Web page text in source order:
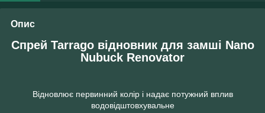
Опис
Спрей Tarrago відновник для замші Nano
Nubuck Renovator
Відновлює первинний колір і надає потужний вплив
водовідштовхувальне